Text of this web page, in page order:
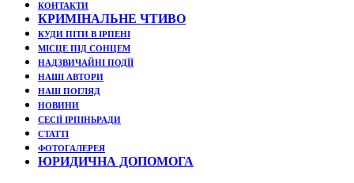
КОНТАКТИ
КРИМІНАЛЬНЕ ЧТИВО
КУДИ ПІТИ В ІРПЕНІ
МІСЦЕ ПІД СОНЦЕМ
НАДЗВИЧАЙНІ ПОДЇЇ
НАШІ АВТОРИ
НАШ ПОГЛЯД
НОВИНИ
СЕСІЇ ІРПІНЬРАДИ
СТАТТІ
ФОТОГАЛЕРЕЯ
ЮРИДИЧНА ДОПОМОГА